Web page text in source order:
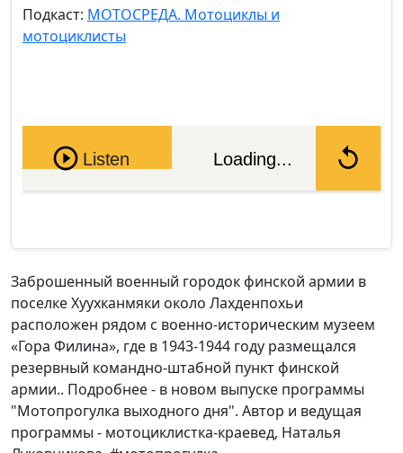
Подкаст: МОТОСРЕДА. Мотоциклы и
мотоциклисты
Pause
Listen Loading...
Заброшенный военный городок финской армии в
поселке Хуухканмяки около Лахденпохьи
расположен рядом с военно-историческим музеем
«Гора Филина», где в 1943-1944 году размещался
резервный командно-штабной пункт финской
армии.. Подробнее - в новом выпуске программы
"Мотопрогулка выходного дня". Автор и ведущая
программы - мотоциклистка-краевед, Наталья